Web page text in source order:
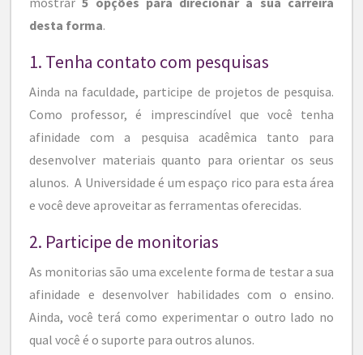
desta forma.
1. Tenha contato com pesquisas
Ainda na faculdade, participe de projetos de pesquisa.
Como professor, é imprescindível que você tenha
afinidade com a pesquisa acadêmica tanto para
desenvolver materiais quanto para orientar os seus
alunos. A Universidade é um espaço rico para esta área
e você deve aproveitar as ferramentas oferecidas.
2. Participe de monitorias
As monitorias são uma excelente forma de testar a sua
afinidade e desenvolver habilidades com o ensino.
Ainda, você terá como experimentar o outro lado no
qual você é o suporte para outros alunos.